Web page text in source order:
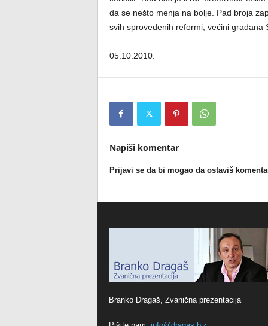
da se nešto menja na bolje. Pad broja
svih sprovedenih reformi, većini građana
05.10.2010.
Napiši komentar
Prijavi se da bi mogao da ostaviš
Branko Dragaš, Zvanična prezentacija